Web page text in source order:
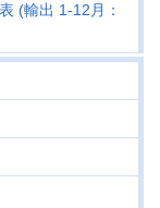
(輸出 1-12月：